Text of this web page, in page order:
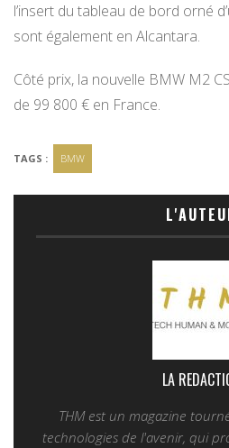
l’insert du tableau de bord orné
sont également en Alcantara.
Côté prix, la nouvelle BMW M2
de 99 800 € en France.
TAGS : BMW
LA
THM est un magazine
technologies de l'avenir, qui